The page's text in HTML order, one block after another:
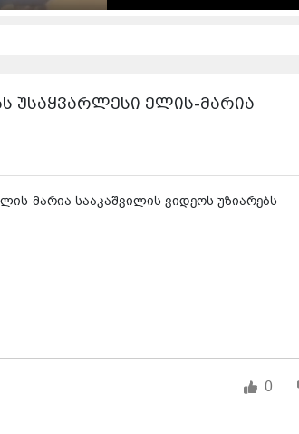
უსაყვარლესი ელის-მარია
მარია სააკაშვილის ვიდეოს უზიარებს
0